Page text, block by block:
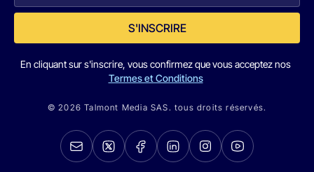
S'INSCRIRE
En cliquant sur s'inscrire, vous confirmez que vous acceptez nos
Termes et Conditions
© 2026 Talmont Media SAS. tous droits réservés.